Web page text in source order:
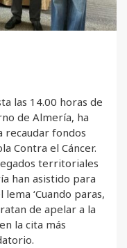
las 14.00 horas de
de Almería, ha
recaudar fondos
Contra el Cáncer.
territoriales
han asistido para
‘Cuando paras,
de apelar a la
la cita más